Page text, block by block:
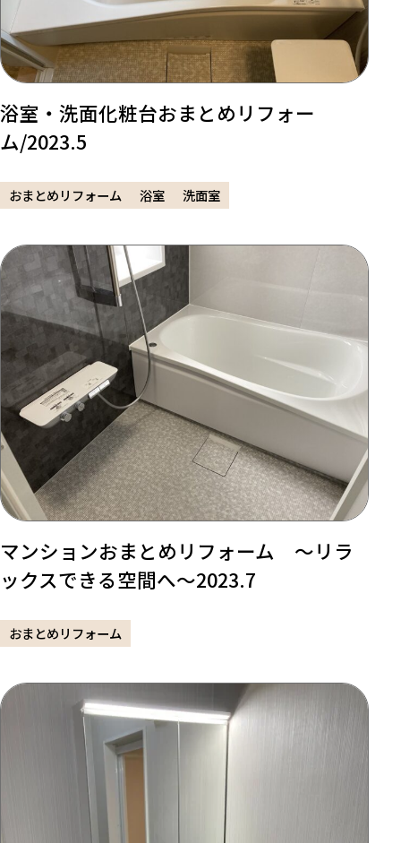
浴室・洗面化粧台おまとめリフォー
ム/2023.5
おまとめリフォーム 浴室 洗面室
マンションおまとめリフォーム ～リラ
ックスできる空間へ～2023.7
おまとめリフォーム